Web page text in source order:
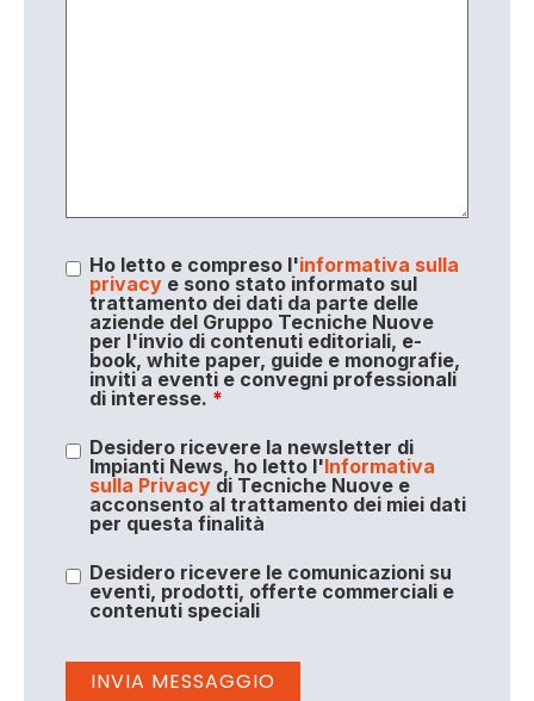
Ho letto e compreso l'informativa sulla
privacye sono stato informato sul
trattamento dei dati da parte delle
aziende del Gruppo Tecniche Nuove
per l'invio di contenuti editoriali, e-
book, white paper, guide e monografie,
inviti a eventi e convegni professionali
di interesse. *
Desidero ricevere la newsletter di
Impianti News, ho letto l'Informativa
sulla Privacydi Tecniche Nuove e
acconsento al trattamento dei miei dati
per questa finalità
Desidero ricevere le comunicazioni su
eventi, prodotti, offerte commerciali e
contenuti speciali